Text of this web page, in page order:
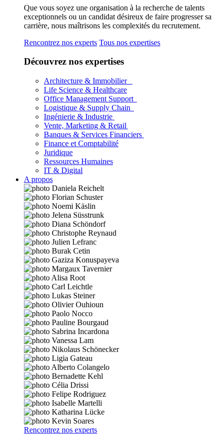
Que vous soyez une organisation à la recherche de talents
exceptionnels ou un candidat désireux de faire progresser sa
carrière, nous maîtrisons les complexités du recrutement.
Rencontrez nos experts Tous nos expertises
Découvrez nos expertises
Architecture & Immobilier
Life Science & Healthcare
Office Management Support
Logistique & Supply Chain
Ingénierie & Industrie
Vente, Marketing & Retail
Banques & Services Financiers
Finance et Comptabilité
Juridique
Ressources Humaines
IT & Digital
A propos
Rencontrez nos experts